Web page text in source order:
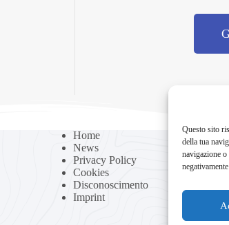
Questo sito
della tua
navigazione
Home
News
Privacy Policy
Cookies
Disconoscimento
Imprint